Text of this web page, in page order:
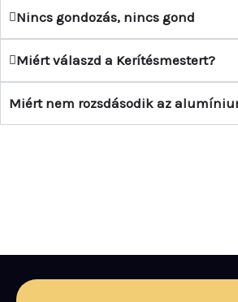
Nincs gondozás, nincs gond
Miért válaszd a Kerítésmestert?
Miért nem rozsdásodik az